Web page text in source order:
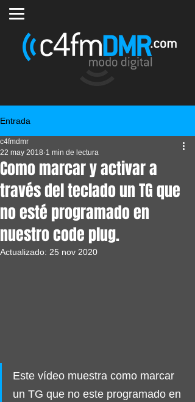
Entrada
Como marcar y activar a
través del teclado un TG que
no esté programado en
nuestro code plug.
c4fmdmr
22 may 2018 1 min de lectura
Actualizado: 25 nov 2020
Este vídeo muestra como marcar
un TG que no este programado en